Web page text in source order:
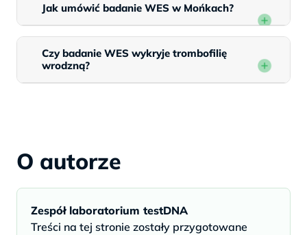
Jak umówić badanie WES w Mońkach?
Czy badanie WES wykryje trombofilię
wrodzną?
O autorze
Zespół laboratorium testDNA
Treści na tej stronie zostały przygotowane